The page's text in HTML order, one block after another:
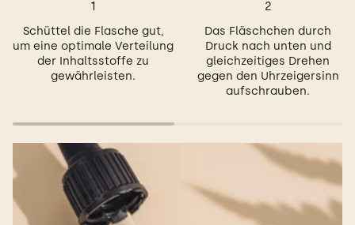
1
Schüttel die Flasche gut,
um eine optimale Verteilung
der Inhaltsstoffe zu
gewährleisten.
2
Das Fläschchen durch
Druck nach unten und
gleichzeitiges Drehen
gegen den Uhrzeigersinn
aufschrauben.